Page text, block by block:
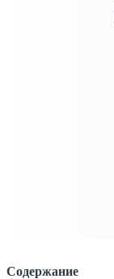
Содержание